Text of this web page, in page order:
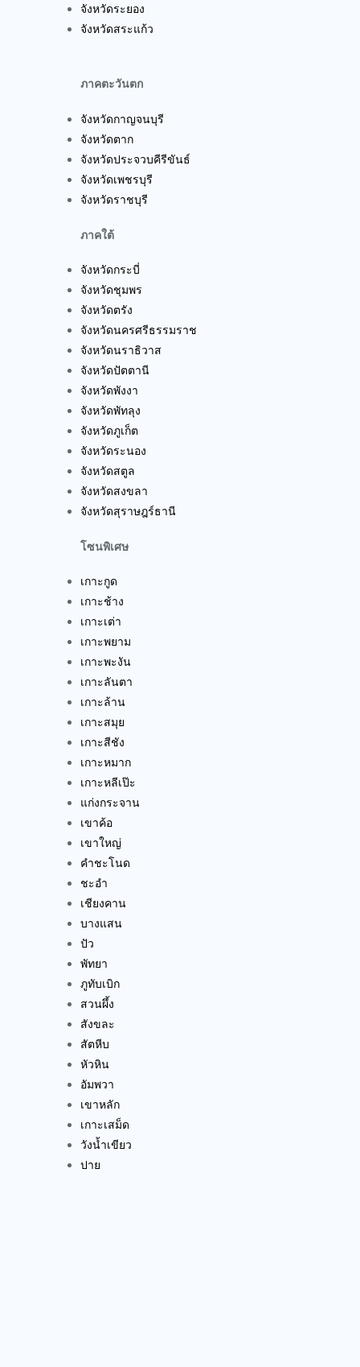
จังหวัดระยอง
จังหวัดสระแก้ว
ภาคตะวันตก
จังหวัดกาญจนบุรี
จังหวัดตาก
จังหวัดประจวบคีรีขันธ์
จังหวัดเพชรบุรี
จังหวัดราชบุรี
ภาคใต้
จังหวัดกระบี่
จังหวัดชุมพร
จังหวัดตรัง
จังหวัดนครศรีธรรมราช
จังหวัดนราธิวาส
จังหวัดปัตตานี
จังหวัดพังงา
จังหวัดพัทลุง
จังหวัดภูเก็ต
จังหวัดระนอง
จังหวัดสตูล
จังหวัดสงขลา
จังหวัดสุราษฎร์ธานี
โซนพิเศษ
เกาะกูด
เกาะช้าง
เกาะเต่า
เกาะพยาม
เกาะพะงัน
เกาะลันตา
เกาะล้าน
เกาะสมุย
เกาะสีชัง
เกาะหมาก
เกาะหลีเป๊ะ
แก่งกระจาน
เขาค้อ
เขาใหญ่
คำชะโนด
ชะอำ
เชียงคาน
บางแสน
ปัว
พัทยา
ภูทับเบิก
สวนผึ้ง
สังขละ
สัตหีบ
หัวหิน
อัมพวา
เขาหลัก
เกาะเสม็ด
วังน้ำเขียว
ปาย